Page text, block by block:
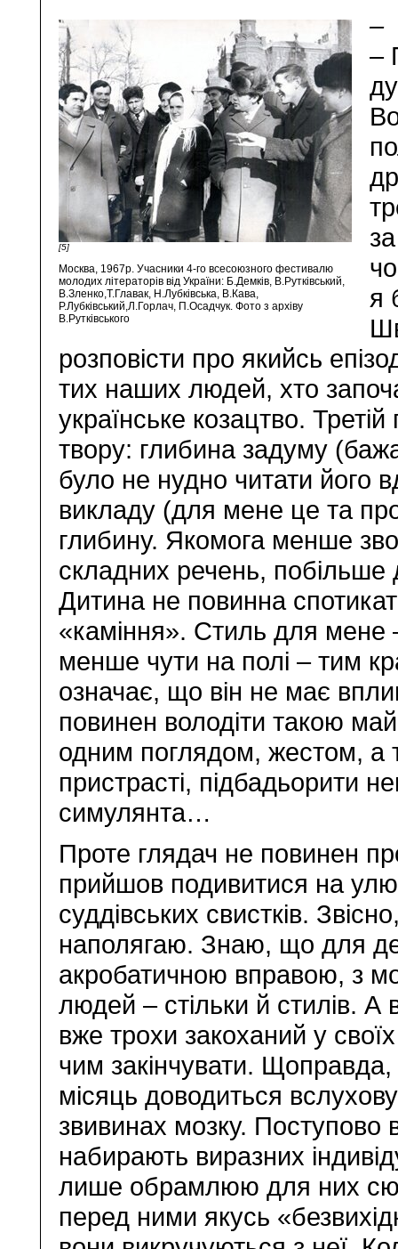
[5]
Москва, 1967р. Учасники 4-го всесоюзного фестивалю
молодих літераторів від України: Б.Демків, В.Рутківський,
В.Зленко,Т.Главак, Н.Лубківська, В.Кава,
Р.Лубківський,Л.Горлач, П.Осадчук. Фото з архіву
В.Рутківського
–
–
я
розповісти про якийсь
тих наших людей, хто
українське козацтво.
твору: глибина задуму
було не нудно читати його
викладу (для мене це та
глибину. Якомога менше
складних речень, побільше
Дитина не повинна
«каміння». Стиль для
менше чути на полі – тим
означає, що він не має
повинен володіти такою
одним поглядом, жестом, а
пристрасті, підбадьорити
симулянта…
Проте глядач не повинен
прийшов подивитися на
суддівських свистків.
наполягаю. Знаю, що для
акробатичною вправою, з
людей – стільки й стилів. А
вже трохи закоханий у
чим закінчувати.
місяць доводиться
звивинах мозку. Поступово
набирають виразних
лише обрамлюю для них
перед ними якусь